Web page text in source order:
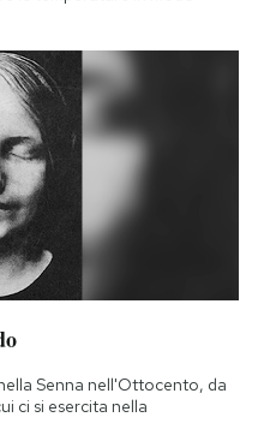
Senna nell'Ottocento, da
ci si esercita nella